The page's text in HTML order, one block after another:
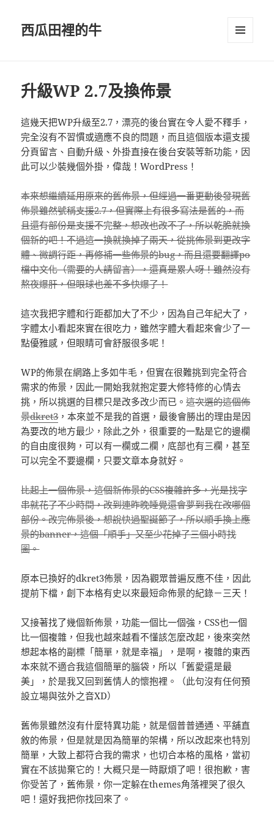
西瓜田裡的牛
升級WP 2.7及換佈景
這幾天把WP升級至2.7，漂亮的後台實在令人愛不釋手，
完全沒有不習慣或適應不良的問題，而且這個版本還支援
分頁留言、自動升級、外掛直接在後台安裝等新功能，因
此可以少裝幾個外掛，偉哉！WordPress！
本來想繼續延用原來的舊佈景，但經過一番更動後發現舊
佈景雖然號稱支援2.7，但實際上有很多寫法是舊的，而
且還有部份是支援不完整，想改也改不了，所以乾脆就換
個新的吧！不過這一換就換掉了兩天，從挑佈景到更改字
體、微調行距，再修補一些佈景的bug，而且還要翻譯po
檔中文化（需要的人請留言），還真是累人呀！雖然沒有
熬夜爆肝，但眼球也差不多快爆了！
這次我把字體和行距都加大了不少，因為自己年紀大了，
字體太小看起來實在很吃力，雖然字體大看起來會少了一
點優雅感，但眼睛可會舒服很多呢！
WP的佈景在網路上多如牛毛，但實在很難挑到完全符合
需求的佈景，因此一開始我就抱定要大修特修的心情去
挑，所以挑選的目標只是改多改少而已。這次選的這個佈
景dkret3，本來並不是我的首選，最後會勝出的理由是因
為要改的地方最少，除此之外，很重要的一點是它的邊欄
的自由度很夠，可以有一欄或二欄，底部也有三欄，甚至
可以完全不要邊欄，只要文章本身就好。
比起上一個佈景，這個新佈景的CSS複雜許多，光是找字
串就花了不少時間，改到連昨晚睡覺還會夢到我在改哪個
部份。改完佈景後，想說快過聖誕節了，所以順手換上應
景的banner，這個「順手」又至少花掉了三個小時找
圖。
原本已換好的dkret3佈景，因為觀眾普遍反應不佳，因此
提前下檔，創下本格有史以來最短命佈景的紀錄－三天！
又接著找了幾個新佈景，功能一個比一個強，CSS也一個
比一個複雜，但我也越來越看不懂該怎麼改起，後來突然
想起本格的副標「簡單，就是幸福」，是啊，複雜的東西
本來就不適合我這個簡單的腦袋，所以「舊愛還是最
美」，於是我又回到舊情人的懷抱裡。（此句沒有任何預
設立場與弦外之音XD）
舊佈景雖然沒有什麼特異功能，就是個普普通通、平舖直
敘的佈景，但是就是因為簡單的架構，所以改起來也特別
簡單，大致上都符合我的需求，也切合本格的風格，當初
實在不該拋棄它的！大概只是一時厭煩了吧！很抱歉，害
你受苦了，舊佈景，你一定躲在themes角落裡哭了很久
吧！還好我把你找回來了。